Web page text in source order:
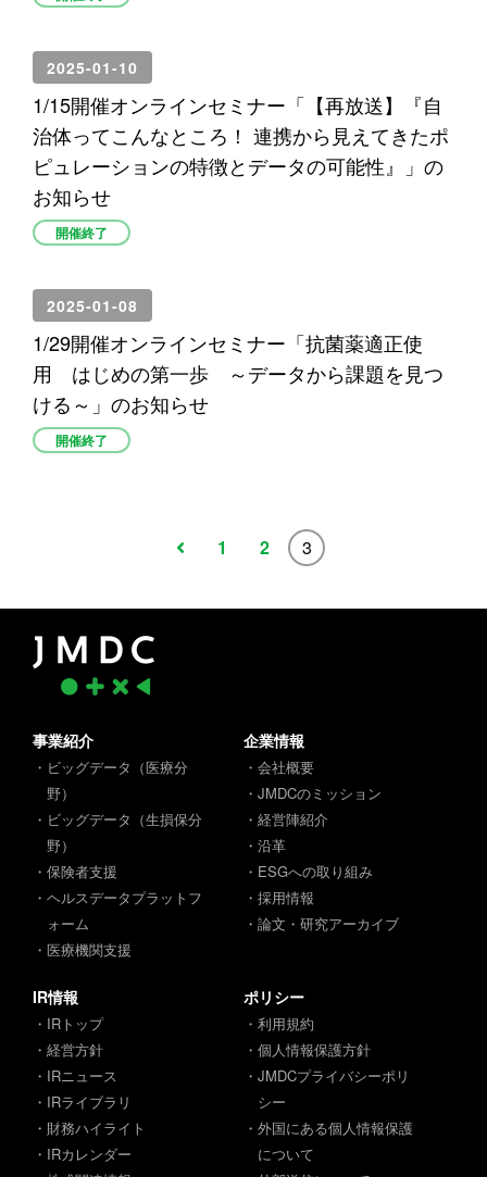
2025-01-10
1/15開催オンラインセミナー「【再放送】『自
治体ってこんなところ！ 連携から見えてきたポ
ピュレーションの特徴とデータの可能性』」の
お知らせ
開催終了
2025-01-08
1/29開催オンラインセミナー「抗菌薬適正使
用 はじめの第一歩 ～データから課題を見つ
ける～」のお知らせ
開催終了
1 2 3
事業紹介
・ビッグデータ（医療分
野）
・ビッグデータ（生損保分
野）
・保険者支援
・ヘルスデータプラットフ
ォーム
・医療機関支援
企業情報
・会社概要
・JMDCのミッション
・経営陣紹介
・沿革
・ESGへの取り組み
・採用情報
・論文・研究アーカイブ
IR情報
・IRトップ
・経営方針
・IRニュース
・IRライブラリ
・財務ハイライト
・IRカレンダー
ポリシー
・利用規約
・個人情報保護方針
・JMDCプライバシーポリ
シー
・外国にある個人情報保護
について